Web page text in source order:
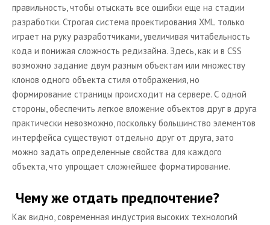
правильность, чтобы отыскать все ошибки еще на стадии
разработки. Строгая система проектирования XML только
играет на руку разработчиками, увеличивая читабельность
кода и понижая сложность редизайна. Здесь, как и в CSS
возможно задание двум разным объектам или множеству
клонов одного объекта стиля отображения, но
формирование страницы происходит на сервере. С одной
стороны, обеспечить легкое вложение объектов друг в друга
практически невозможно, поскольку большинство элементов
интерфейса существуют отдельно друг от друга, зато
можно задать определенные свойства для каждого
объекта, что упрощает сложнейшее форматирование.
Чему же отдать предпочтение?
Как видно, современная индустрия высоких технологий